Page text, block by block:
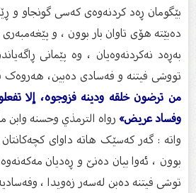
بێگومان ڕەد کردنەوەی کەسی گونجاو و
دەبێتە هۆی تاوان بار بوون ، و پێغەمبەری
بەڕەد نەکردنەوەیان ، وە پێمانی
تووشی فیتنە و فەسادی دەبین، هەروەک
من ترضون خلقه ودينه فزوجوه، إلا
وفساد عريض»رواه الترمذي وحسنه وابن
واتە : گەر کەسێک هاتە داوای کچەکانتان
بوون ، ئەوا بیان دەنێ و ڕەدیان
توشی فیتنە دەبن لەسەر زەویدا ،